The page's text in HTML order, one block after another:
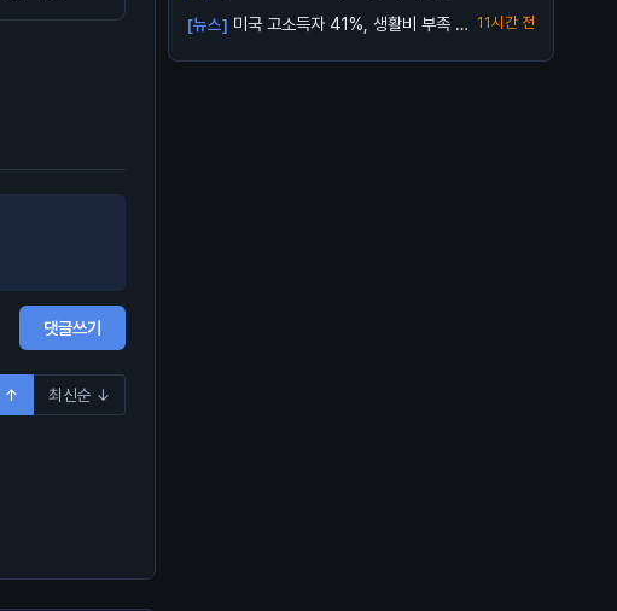
댓글쓰기
↑ 최신순 ↓
정리 ...
[뉴스] 미국 고소득자 41%, 생활비 부족 호 11시간 전